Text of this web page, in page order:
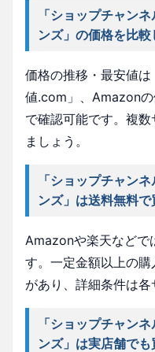
「ショップチャン
ンズ」の価格を比
価格の推移・最安値
値.com」、Amazon
で確認可能です。複
ましょう。
「ショップチャン
ンズ」は送料無料で
Amazonや楽天などで
す。一定金額以上の
があり、詳細条件は各
「ショップチャン
ンズ」は実店舗でも